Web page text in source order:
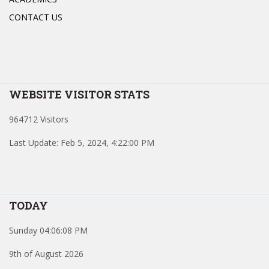
CONTACT US
WEBSITE VISITOR STATS
964712 Visitors
Last Update: Feb 5, 2024, 4:22:00 PM
TODAY
Sunday 04:06:08 PM
9th of August 2026